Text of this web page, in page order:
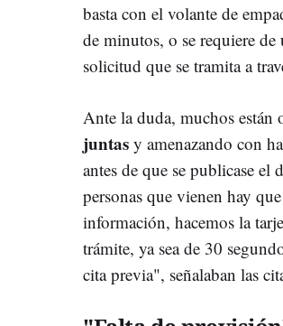
basta con el volante de
de minutos, o se requiere
solicitud que se tramita a
Ante la duda, muchos
juntas y amenazando con
antes de que se publicase el
personas que vienen hay
información, hacemos la
trámite, ya sea de 30
cita previa", señalaban las